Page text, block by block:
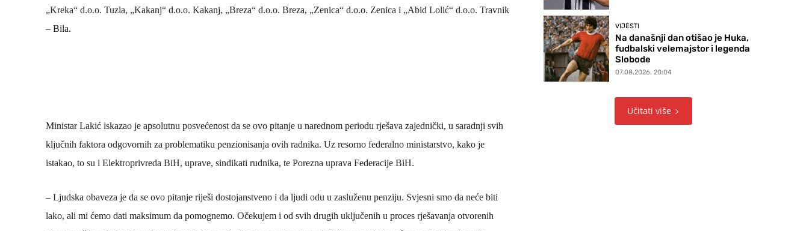
„Kreka“ d.o.o. Tuzla, „Kakanj“ d.o.o. Kakanj, „Breza“ d.o.o. Breza, „Zenica“ d.o.o. Zenica i „Abid Lolić“ d.o.o. Travnik
– Bila.
Ministar Lakić iskazao je apsolutnu posvećenost da se ovo pitanje u narednom periodu rješava zajednički, u saradnji svih
ključnih faktora odgovornih za problematiku penzionisanja ovih radnika. Uz resorno federalno ministarstvo, kako je
istakao, to su i Elektroprivreda BiH, uprave, sindikati rudnika, te Porezna uprava Federacije BiH.
– Ljudska obaveza je da se ovo pitanje riješi dostojanstveno i da ljudi odu u zasluženu penziju. Svjesni smo da neće biti
lako, ali mi ćemo dati maksimum da pomognemo. Očekujem i od svih drugih uključenih u proces rješavanja otvorenih
VIJESTI
Na današnji dan otišao je Huka,
fudbalski velemajstor i legenda
Slobode
07.08.2026. 20:04
Učitati više